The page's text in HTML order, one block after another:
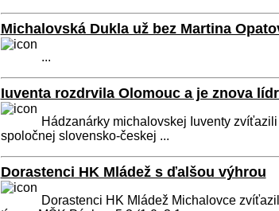
Michalovská Dukla už bez Martina
...
Iuventa rozdrvila Olomouc a je znova
Hádzanárky michalovskej Iuventy
spoločnej slovensko-českej ...
Dorastenci HK Mládež s ďalšou výhrou
Dorastenci HK Mládež Michalovce